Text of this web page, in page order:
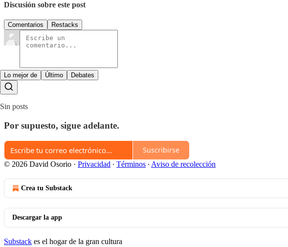
Discusión sobre este post
Comentarios Restacks
Lo mejor de Último Debates
Sin posts
Por supuesto, sigue adelante.
Suscribirse
© 2026 David Osorio · Privacidad ∙ Términos ∙ Aviso de recolección
Crea tu Substack
Descargar la app
Substack es el hogar de la gran cultura